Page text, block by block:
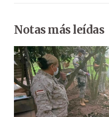
Notas más leídas